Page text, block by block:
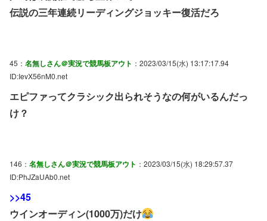
伝説の三年連続リーディングジョッキー復活だろ
45： 名無しさん＠実況で競馬板アウト ：2023/03/15(水) 13:17:17.94
ID:IevX56nM0.net
エピファってクラシック出られそうなの何がいるんだっ
け？
146： 名無しさん＠実況で競馬板アウト ：2023/03/15(水) 18:29:57.37
ID:PhJZaUAb0.net
>>45
ウインオーディン(1000万)だけ